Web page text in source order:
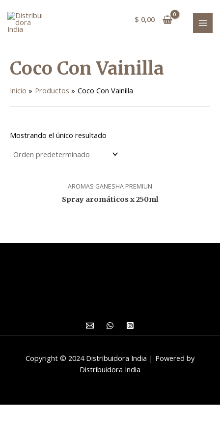
contenido
$ 0,00
Coco Con Vainilla
Inicio Productos Coco Con Vainilla
Mostrando el único resultado
AROMAS GANESHA PREMIUN
Spray aromáticos x 250ml
Copyright © 2024 Distribuidora India | Powered by
Distribuidora India